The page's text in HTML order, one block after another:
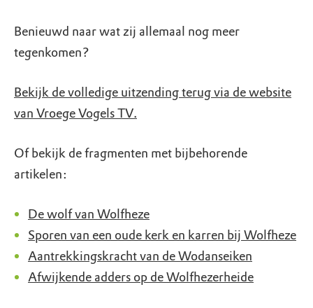
Benieuwd naar wat zij allemaal nog meer
tegenkomen?
Bekijk de volledige uitzending terug via de website
van Vroege Vogels TV.
Of bekijk de fragmenten met bijbehorende
artikelen:
De wolf van Wolfheze
Sporen van een oude kerk en karren bij Wolfheze
Aantrekkingskracht van de Wodanseiken
Afwijkende adders op de Wolfhezerheide